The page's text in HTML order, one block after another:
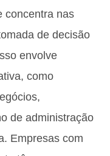
concentra nas
de decisão
envolve
como
de administração
Empresas com